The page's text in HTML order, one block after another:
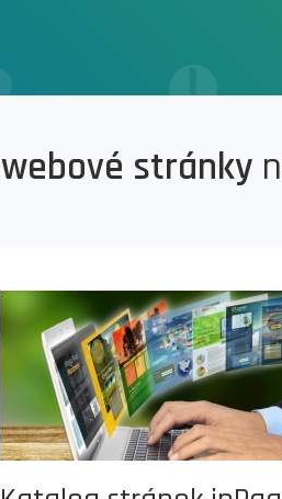
webové stránky